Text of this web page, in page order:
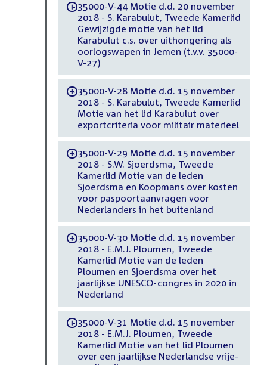
-35000-V-44 Motie d.d. 20 november
2018 - S. Karabulut, Tweede Kamerlid
Gewijzigde motie van het lid
Karabulut c.s. over uithongering als
oorlogswapen in Jemen (t.v.v. 35000-
V-27)
-35000-V-28 Motie d.d. 15 november
2018 - S. Karabulut, Tweede Kamerlid
Motie van het lid Karabulut over
exportcriteria voor militair materieel
-35000-V-29 Motie d.d. 15 november
2018 - S.W. Sjoerdsma, Tweede
Kamerlid Motie van de leden
Sjoerdsma en Koopmans over kosten
voor paspoortaanvragen voor
Nederlanders in het buitenland
-35000-V-30 Motie d.d. 15 november
2018 - E.M.J. Ploumen, Tweede
Kamerlid Motie van de leden
Ploumen en Sjoerdsma over het
jaarlijkse UNESCO-congres in 2020 in
Nederland
-35000-V-31 Motie d.d. 15 november
2018 - E.M.J. Ploumen, Tweede
Kamerlid Motie van het lid Ploumen
over een jaarlijkse Nederlandse vrije-